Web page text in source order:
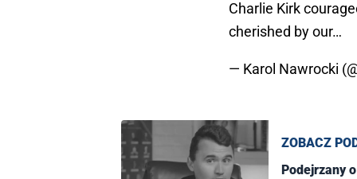
Charlie Kirk
cherished by our…
— Karol Nawrocki
ZOBACZ
Podejrzany